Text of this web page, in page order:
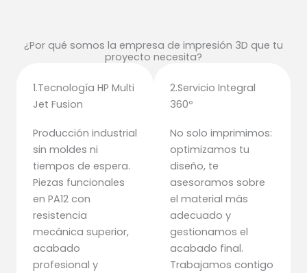
¿Por qué somos la empresa de impresión 3D que tu
proyecto necesita?
1.Tecnología HP Multi
Jet Fusion
Producción industrial
sin moldes ni
tiempos de espera.
Piezas funcionales
en PA12 con
resistencia
mecánica superior,
acabado
profesional y
2.Servicio Integral
360º
No solo imprimimos:
optimizamos tu
diseño, te
asesoramos sobre
el material más
adecuado y
gestionamos el
acabado final.
Trabajamos contigo